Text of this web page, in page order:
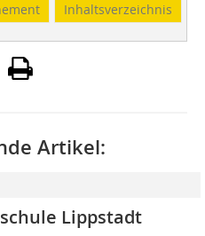
Inhaltsverzeichnis
Artikel:
Lippstadt